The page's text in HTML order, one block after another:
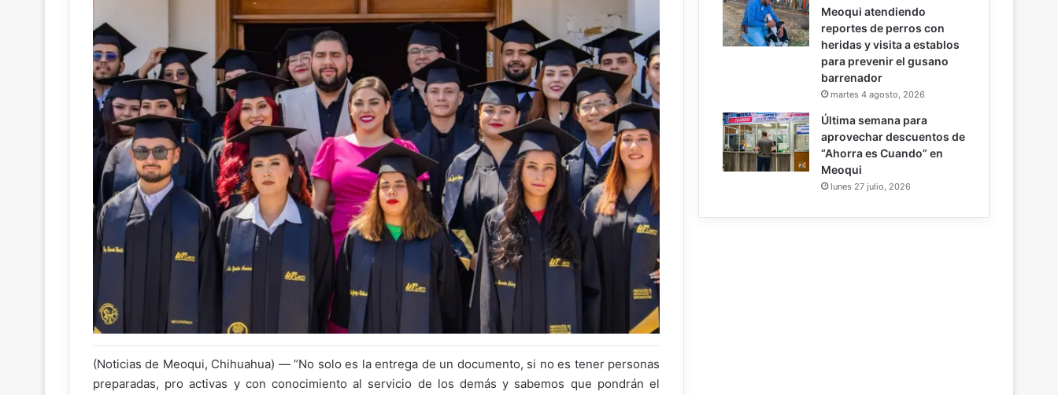
(Noticias de Meoqui, Chihuahua) — “No solo es la entrega de un documento, si no es tener personas
preparadas, pro activas y con conocimiento al servicio de los demás y sabemos que pondrán el
Meoqui atendiendo
reportes de perros con
heridas y visita a establos
para prevenir el gusano
barrenador
martes 4 agosto, 2026
Última semana para
aprovechar descuentos de
“Ahorra es Cuando” en
Meoqui
lunes 27 julio, 2026